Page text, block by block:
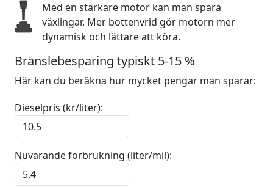
Med en starkare motor kan man spara
växlingar. Mer bottenvrid gör motorn mer
dynamisk och lättare att köra.
Bränslebesparing typiskt 5-15 %
Här kan du beräkna hur mycket pengar man sparar:
Dieselpris (kr/liter):
Nuvarande förbrukning (liter/mil):